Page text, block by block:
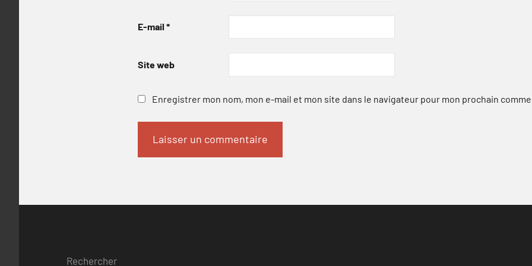
E-mail *
Site web
Enregistrer mon nom, mon e-mail et mon site dans le navigateur pour mon prochain
Rechercher